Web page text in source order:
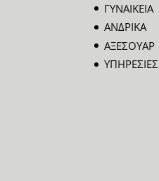
ΓΥΝΑΙΚΕΙΑ
ΑΝΔΡΙΚΑ
ΑΞΕΣΟΥΑΡ
ΥΠΗΡΕΣΙΕΣ